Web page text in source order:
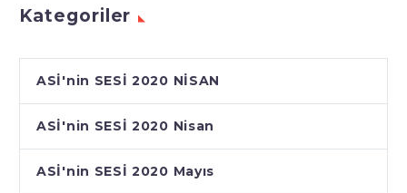
Kategoriler
ASİ'nin SESİ 2020 NİSAN
ASİ'nin SESİ 2020 Nisan
ASİ'nin SESİ 2020 Mayıs